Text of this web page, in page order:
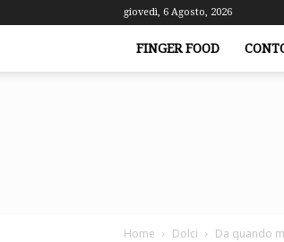
giovedì, 6 Agosto, 2026
FINGER FOOD
Home Dolci Da quando